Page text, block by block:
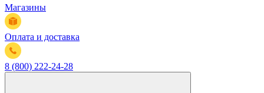
Магазины
Оплата и доставка
8 (800) 222-24-28